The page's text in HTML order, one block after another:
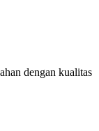
dengan kualitas